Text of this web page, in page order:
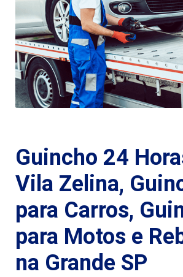
Guincho 24
Vila Zelina,
para Carros,
para Motos e
na Grande SP